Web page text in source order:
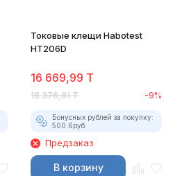
Токовые клещи Habotest
HT206D
16 669,99 T
18 376,81 T -9%
Бонусных рублей за покупку:
500.6руб.
Предзаказ
В корзину